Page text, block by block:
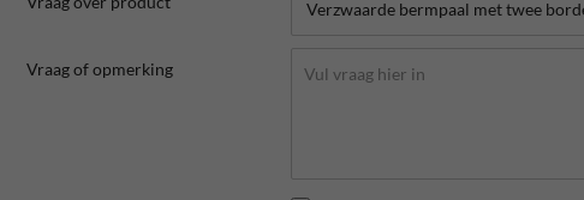
Vraag of opmerking